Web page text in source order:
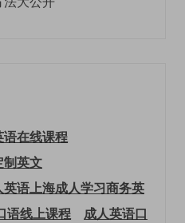
语在线课程
制英文
英语上海成人学习商务英
语线上课程
成人英语口